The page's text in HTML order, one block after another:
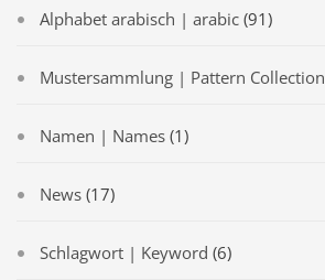
Alphabet arabisch | arabic (91)
Mustersammlung | Pattern Collection
Namen | Names (1)
News (17)
Schlagwort | Keyword (6)